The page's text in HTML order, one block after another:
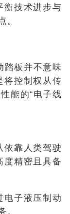
衡技术进步与
板并不意味
将控制权从传
能的“电子线
依靠人类驾驶
度精密且具备
子液压制动